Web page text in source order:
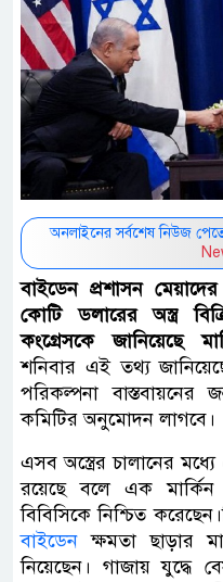
অনলাইনের সর্বশেষ নিউজ
বাইডেন প্রশাসন
কোটি ডলারের অস্ত্র
কংগ্রেসকে জানিয়েছে
শনিবার এই তথ্য
পরিকল্পনা বাস্তবায়নের
কমিটির অনুমোদন লাগবে।
এসব অস্ত্রের চালানের মধ্যে
রয়েছে বলে এক মার্কিন
বিবিসিকে নিশ্চিত
বাইডেন ক্ষমতা ছাড়ার
নিয়েছেন। গাজায় যুদ্ধে